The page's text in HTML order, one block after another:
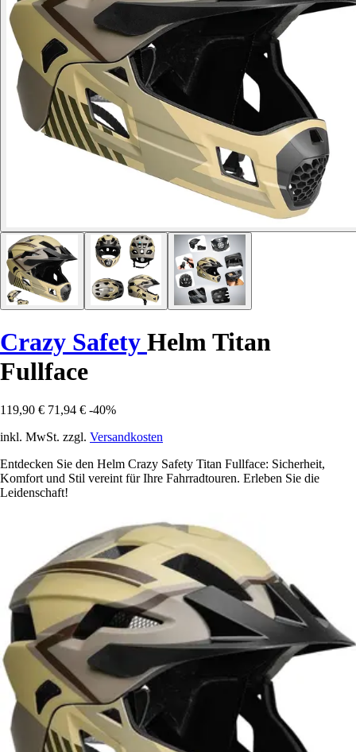
Crazy Safety Helm Titan
Fullface
119,90 € 71,94 € -40%
inkl. MwSt. zzgl. Versandkosten
Entdecken Sie den Helm Crazy Safety Titan Fullface: Sicherheit,
Komfort und Stil vereint für Ihre Fahrradtouren. Erleben Sie die
Leidenschaft!